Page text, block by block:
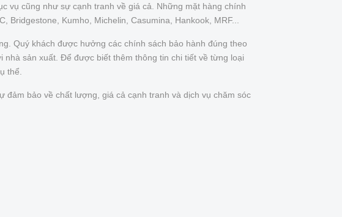
vụ cũng như sự cạnh tranh về giá cả. Những mặt hàng chính
Kumho, Michelin, Casumina, Hankook, MRF...
Quý khách được hưởng các chính sách bảo hành đúng theo
sản xuất. Để được biết thêm thông tin chi tiết về từng loại
thể.
bảo về chất lượng, giá cả cạnh tranh và dịch vụ chăm sóc